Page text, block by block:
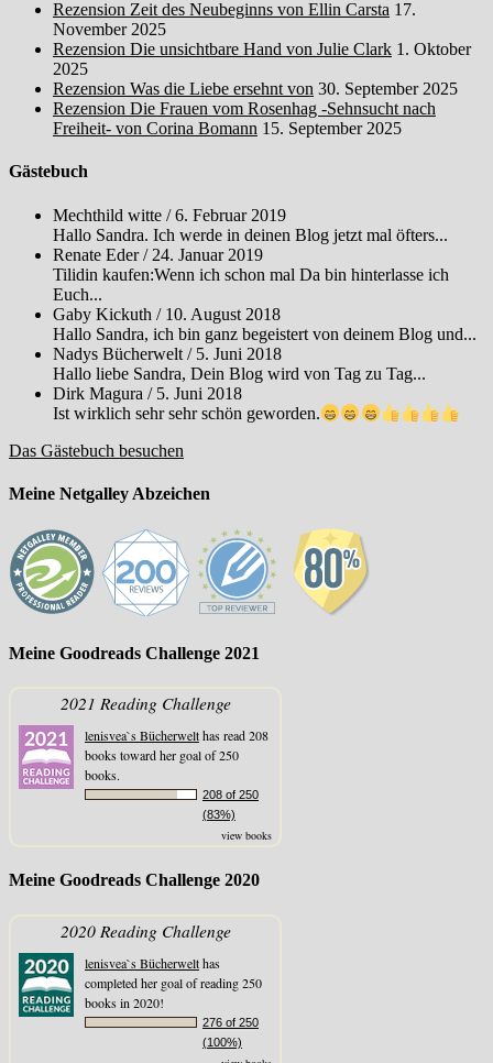
Rezension Zeit des Neubeginns von Ellin Carsta 17.
November 2025
Rezension Die unsichtbare Hand von Julie Clark 1. Oktober
2025
Rezension Was die Liebe ersehnt von 30. September 2025
Rezension Die Frauen vom Rosenhag -Sehnsucht nach
Freiheit- von Corina Bomann 15. September 2025
Gästebuch
Mechthild witte /6. Februar 2019
Hallo Sandra. Ich werde in deinen Blog jetzt mal öfters...
Renate Eder/ 24. Januar 2019
Tilidin kaufen:Wenn ich schon mal Da bin hinterlasse ich
Euch...
Gaby Kickuth / 10. August 2018
Hallo Sandra, ich bin ganz begeistert von deinem Blog und...
Nadys Bücherwelt / 5. Juni 2018
Hallo liebe Sandra, Dein Blog wird von Tag zu Tag...
Dirk Magura / 5. Juni 2018
Ist wirklich sehr sehr schön geworden.
Das Gästebuch besuchen
Meine Netgalley Abzeichen
Meine Goodreads Challenge 2021
2021 Reading Challenge
lenisvea`s Bücherwelthas read 208
books toward her goal of 250
books.
208 of 250
(83%)
view books
Meine Goodreads Challenge 2020
2020 Reading Challenge
lenisvea`s Bücherwelthas
completed her goal of reading 250
books in 2020!
276 of 250
(100%)